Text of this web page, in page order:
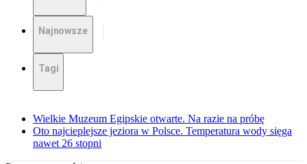
Najnowsze
Tagi
Wielkie Muzeum Egipskie otwarte. Na razie na próbę
Oto najcieplejsze jeziora w Polsce. Temperatura wody sięga
nawet 26 stopni